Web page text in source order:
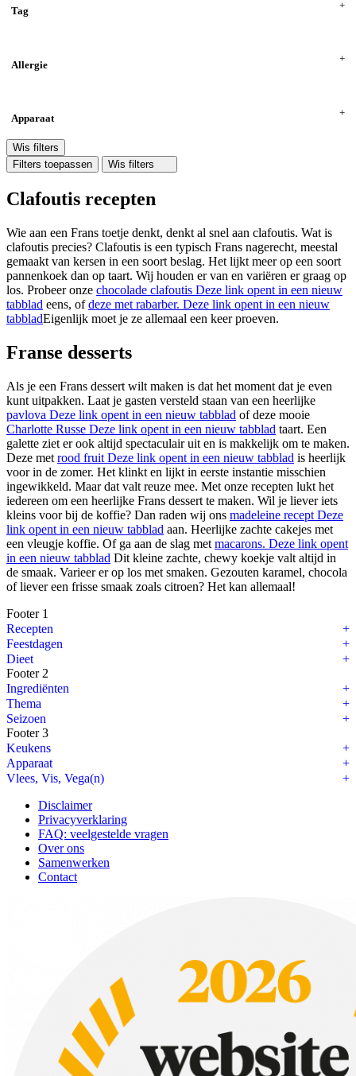
Tag
Allergie
Apparaat
Wis filters
Filters toepassen
Wis filters
Clafoutis recepten
Wie aan een Frans toetje denkt, denkt al snel aan clafoutis. Wat is
clafoutis precies? Clafoutis is een typisch Frans nagerecht, meestal
gemaakt van kersen in een soort beslag. Het lijkt meer op een soort
pannenkoek dan op taart. Wij houden er van en variëren er graag op
los. Probeer onze chocolade clafoutis Deze link opent in een nieuw
tabblad eens, ofdeze met rabarber. Deze link opent in een nieuw
tabbladEigenlijk moet je ze allemaal een keer proeven.
Franse desserts
Als je een Frans dessert wilt maken is dat het moment dat je even
kunt uitpakken. Laat je gasten versteld staan van een heerlijke
pavlova Deze link opent in een nieuw tabblad of deze mooie
Charlotte Russe Deze link opent in een nieuw tabblad taart. Een
galette ziet er ook altijd spectaculair uit en is makkelijk om te maken.
Deze met rood fruit Deze link opent in een nieuw tabblad is heerlijk
voor in de zomer. Het klinkt en lijkt in eerste instantie misschien
ingewikkeld. Maar dat valt reuze mee. Met onze recepten lukt het
iedereen om een heerlijke Frans dessert te maken. Wil je liever iets
kleins voor bij de koffie? Dan raden wij ons madeleine recept Deze
link opent in een nieuw tabblad aan. Heerlijke zachte cakejes met
een vleugje koffie. Of ga aan de slag met macarons. Deze link opent
in een nieuw tabblad Dit kleine zachte, chewy koekje valt altijd in
de smaak. Varieer er op los met smaken. Gezouten karamel, chocola
of liever een frisse smaak zoals citroen? Het kan allemaal!
Footer 1
Recepten
Feestdagen
Dieet
Footer 2
Ingrediënten
Thema
Seizoen
Footer 3
Keukens
Apparaat
Vlees, Vis, Vega(n)
Disclaimer
Privacyverklaring
FAQ: veelgestelde vragen
Over ons
Samenwerken
Contact